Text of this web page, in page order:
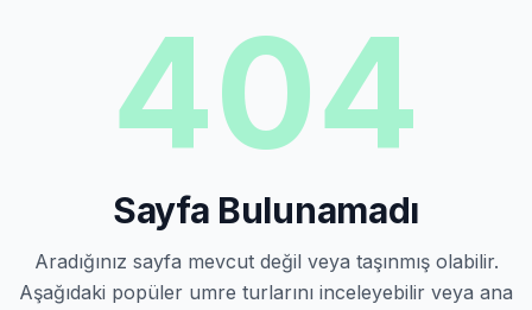
404
Sayfa Bulunamadı
Aradığınız sayfa mevcut değil veya taşınmış olabilir.
Aşağıdaki popüler umre turlarını inceleyebilir veya ana